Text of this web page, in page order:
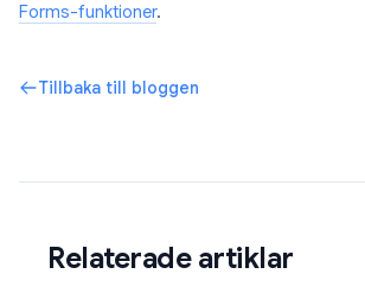
Forms-funktioner.
Tillbaka till bloggen
Relaterade artiklar